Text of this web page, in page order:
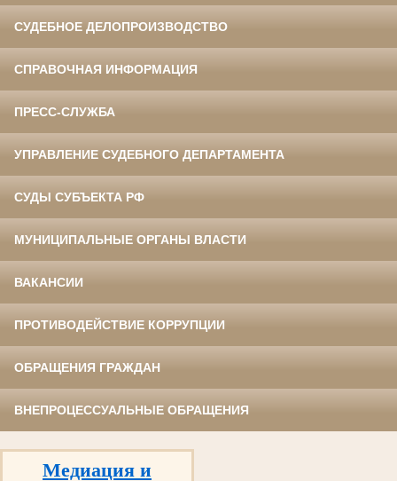
СУДЕБНОЕ ДЕЛОПРОИЗВОДСТВО
СПРАВОЧНАЯ ИНФОРМАЦИЯ
ПРЕСС-СЛУЖБА
УПРАВЛЕНИЕ СУДЕБНОГО ДЕПАРТАМЕНТА
СУДЫ СУБЪЕКТА РФ
МУНИЦИПАЛЬНЫЕ ОРГАНЫ ВЛАСТИ
ВАКАНСИИ
ПРОТИВОДЕЙСТВИЕ КОРРУПЦИИ
ОБРАЩЕНИЯ ГРАЖДАН
ВНЕПРОЦЕССУАЛЬНЫЕ ОБРАЩЕНИЯ
Медиация и